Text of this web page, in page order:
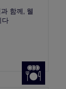
함께, 웰
다